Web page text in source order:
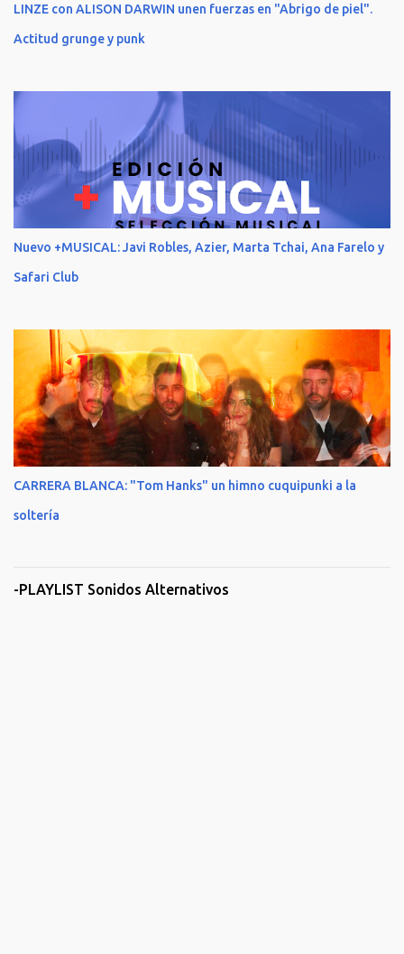
LINZE con ALISON DARWIN unen fuerzas en "Abrigo de piel".
Actitud grunge y punk
Nuevo +MUSICAL: Javi Robles, Azier, Marta Tchai, Ana Farelo y
Safari Club
CARRERA BLANCA: "Tom Hanks" un himno cuquipunki a la
soltería
-PLAYLIST Sonidos Alternativos